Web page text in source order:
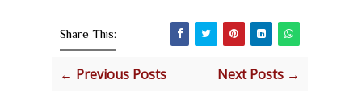
Share This:
← Previous Posts Next Posts →